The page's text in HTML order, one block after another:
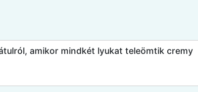
amikor mindkét lyukat teleömtik cremy